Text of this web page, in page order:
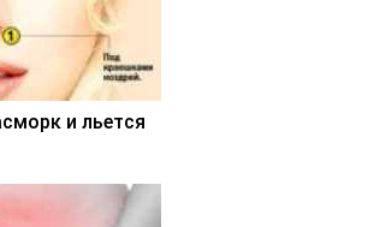
и льется